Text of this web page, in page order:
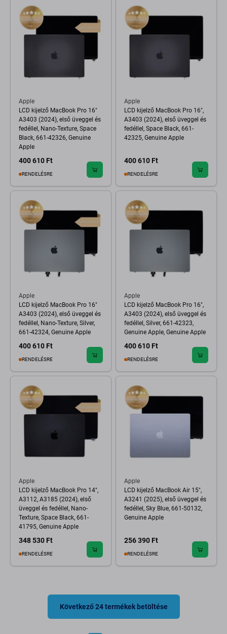
Apple
LCD kijelző MacBook Pro 16"
A3403 (2024), első üveggel és
fedéllel, Nano-Texture, Space
Black, 661-42326, Genuine
Apple
400 610 Ft
RENDELÉSRE
Apple
LCD kijelző MacBook Pro 16",
A3403 (2024), első üveggel és
fedéllel, Space Black, 661-
42325, Genuine Apple
400 610 Ft
RENDELÉSRE
Apple
LCD kijelző MacBook Pro 16"
A3403 (2024), első üveggel és
fedéllel, Nano-Texture, Silver,
661-42324, Genuine Apple
400 610 Ft
RENDELÉSRE
Apple
LCD kijelző MacBook Pro 16",
A3403 (2024), első üveggel és
fedéllel, Silver, 661-42323,
Genuine Apple, Genuine Apple
400 610 Ft
RENDELÉSRE
Apple
LCD kijelző MacBook Pro 14",
A3112, A3185 (2024), első
üveggel és fedéllel, Nano-
Texture, Space Black, 661-
41795, Genuine Apple
348 530 Ft
RENDELÉSRE
Apple
LCD kijelző MacBook Air 15",
A3241 (2025), első üveggel és
fedéllel, Sky Blue, 661-50132,
Genuine Apple
256 390 Ft
RENDELÉSRE
Következő 24 termékek betöltése